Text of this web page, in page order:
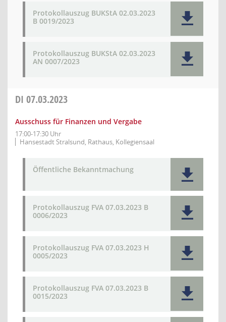
Protokollauszug BUKStA 02.03.2023
B 0019/2023
Protokollauszug BUKStA 02.03.2023
AN 0007/2023
DI 07.03.2023
Ausschuss für Finanzen und Vergabe
17:00-17:30 Uhr
Hansestadt Stralsund, Rathaus, Kollegiensaal
Öffentliche Bekanntmachung
Protokollauszug FVA 07.03.2023 B
0006/2023
Protokollauszug FVA 07.03.2023 H
0005/2023
Protokollauszug FVA 07.03.2023 B
0015/2023